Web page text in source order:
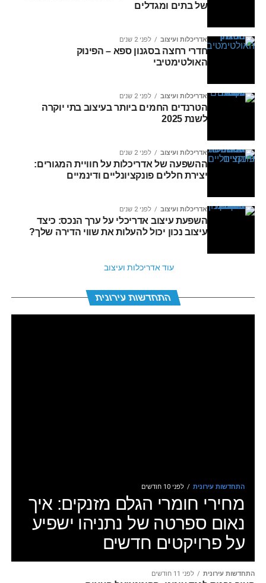
של בתים ומגדלים
אדריכלות ועיצוב לפני 2 שנים
חדרי רחצה בסגנון ספא – הפינוק
האולטימטיבי
אדריכלות ועיצוב לפני 2 שנים
הטרנדים החמים ביותר בעיצוב בתי יוקרה
לשנת 2025
אדריכלות ועיצוב לפני 2 שנים
ההשפעה של אדריכלות על חוויית המגורים:
יצירת חללים פונקציונליים ודינמיים
אדריכלות ועיצוב לפני 2 שנים
השפעת עיצוב אדריכלי על ערך הנכס: כיצד
עיצוב נכון יכול להעלות את שווי הדירה שלך?
עוד אדריכלות ועיצוב
התחדשות עירונית
התחדשות עירונית לפני 10 חודשים
מחירי חומרי הגלם מזנקים: איך
נאום ספרטה של נתניהו ישפיע
על פרויקטים חדשים
התחדשות עירונית לפני 11 חודשים